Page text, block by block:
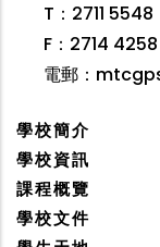
T：2711 5548
F：2714 4258
電郵：
學校簡介
學校資訊
課程概覽
學校文件